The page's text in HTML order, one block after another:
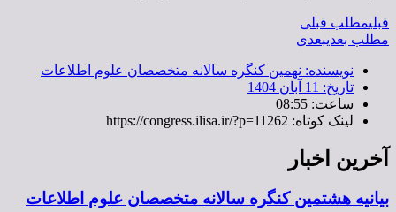
قبلیمطلب قبلی
مطلب بعدیبعدی
نویسنده: نهمین کنگره سالانه متخصصان علوم اطلاعات
تاریخ: 11 آبان 1404
ساعت: 08:55
لینک کوتاه: https://congress.ilisa.ir/?p=11262
آخرین اخبار
بیانیه هشتمین کنگره سالانه متخصصان علوم اطلاعات